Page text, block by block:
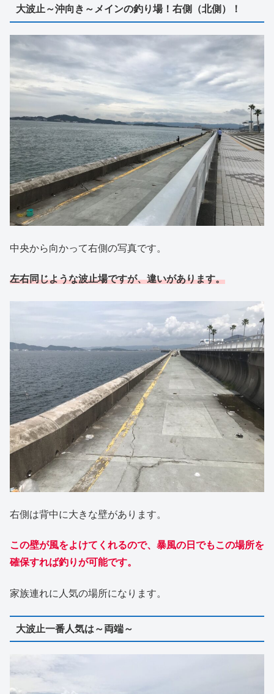
大波止～沖向き～メインの釣り場！右側（北側）！
中央から向かって右側の写真です。
左右同じような波止場ですが、違いがあります。
右側は背中に大きな壁があります。
この壁が風をよけてくれるので、暴風の日でもこの場所を
確保すれば釣りが可能です。
家族連れに人気の場所になります。
大波止一番人気は～両端～